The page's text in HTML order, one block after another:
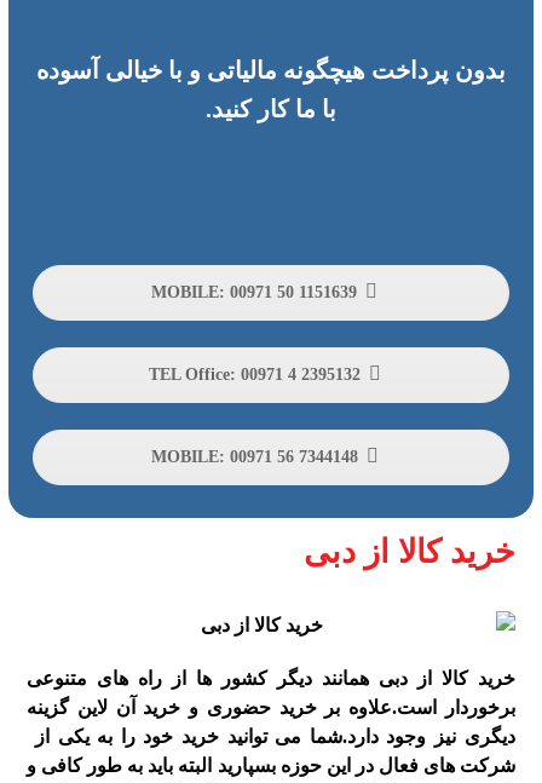
بدون پرداخت هیچگونه مالیاتی و با خیالی آسوده
با ما کار کنید.
TEL Office: 00971 4 2395132
MOBILE: 00971 56 7344148
خرید کالا از دبی
خرید کالا از دبی همانند دیگر کشور ها از راه های متنوعی
برخوردار است.علاوه بر خرید حضوری و خرید آن لاین گزینه
دیگری نیز وجود دارد.شما می توانید خرید خود را به یکی از
شرکت های فعال در این حوزه بسپارید البته باید به طور کافی و